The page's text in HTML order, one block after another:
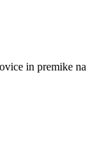
in premike na